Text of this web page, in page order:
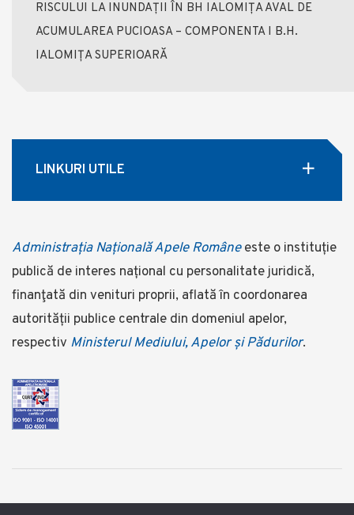
RISCULUI LA INUNDAȚII ÎN BH IALOMIȚA AVAL DE
ACUMULAREA PUCIOASA – COMPONENTA I B.H.
IALOMIȚA SUPERIOARĂ
LINKURI UTILE
Administrația Națională Apele Româneeste o instituție
publică de interes național cu personalitate juridică,
finanţată din venituri proprii, aflată în coordonarea
autorității publice centrale din domeniul apelor,
respectiv Ministerul Mediului, Apelor și Pădurilor.